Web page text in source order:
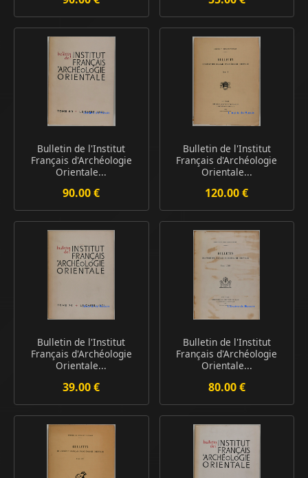
Bulletin de l'Institut
Français d'Archéologie
Orientale...
90.00 €
Bulletin de l'Institut
Français d'Archéologie
Orientale...
120.00 €
Bulletin de l'Institut
Français d'Archéologie
Orientale...
39.00 €
Bulletin de l'Institut
Français d'Archéologie
Orientale...
80.00 €